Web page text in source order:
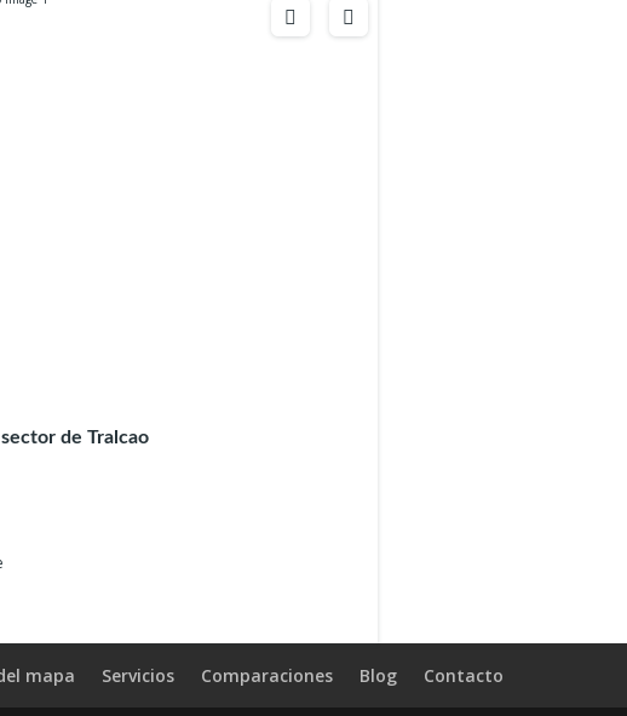
de Tralcao
mapa Servicios Comparaciones Blog Contacto